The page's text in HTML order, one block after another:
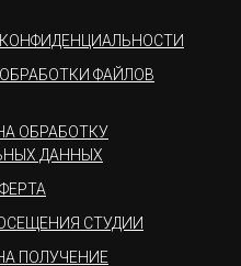
ФАЙЛОВ
ОБРАБОТКУ
ДАННЫХ
СТУДИИ
ПОЛУЧЕНИЕ